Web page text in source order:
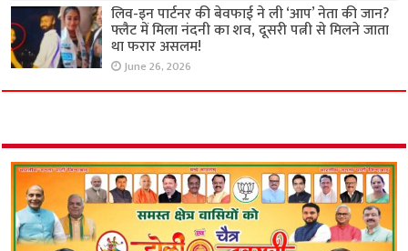
लिव-इन पार्टनर की बेवफाई ने ली ‘आप’ नेता की जान?
फ्लैट में मिला नंदनी का शव, दूसरी पत्नी से मिलने जाता
था फरार असलम!
June 26, 2026